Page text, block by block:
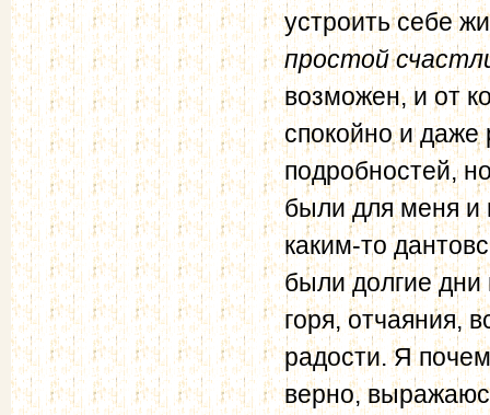
устроить себе
простой
возможен, и от
спокойно и
подробностей,
были для меня и
каким-то
были долгие дни
горя, отчаяния,
радости. Я
верно,